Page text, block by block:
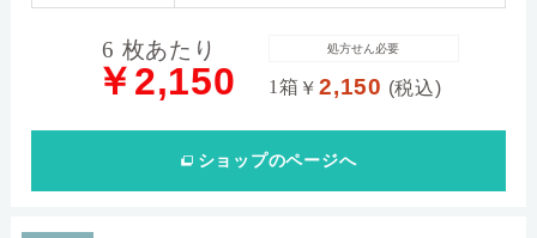
6 枚あたり
￥2,150 1箱 ￥2,150 (税込)
処方せん必要
ショップのページへ